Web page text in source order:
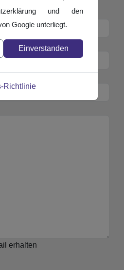
erhalten
und den
Google unterliegt.
Einverstanden
Richtlinie